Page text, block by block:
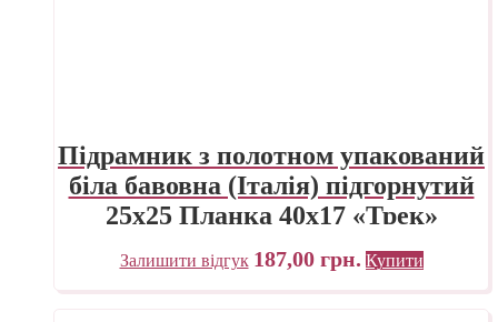
Підрамник з полотном упакований
біла бавовна (Італія) підгорнутий
25х25 Планка 40х17 «Трек»
Україна
Залишити відгук 187,00 грн. Купити